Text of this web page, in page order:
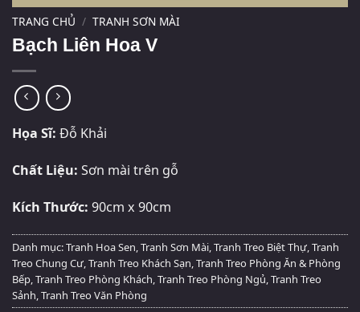
TRANG CHỦ / TRANH SƠN MÀI
Bạch Liên Hoa V
Họa Sĩ: Đỗ Khải
Chất Liệu: Sơn mài trên gỗ
Kích Thước: 90cm x 90cm
Danh mục:Tranh Hoa Sen,Tranh Sơn Mài,Tranh Treo Biệt Thự,Tranh
Treo Chung Cư,Tranh Treo Khách Sạn,Tranh Treo Phòng Ăn & Phòng
Bếp,Tranh Treo Phòng Khách,Tranh Treo Phòng Ngủ,Tranh Treo
Sảnh,Tranh Treo Văn Phòng